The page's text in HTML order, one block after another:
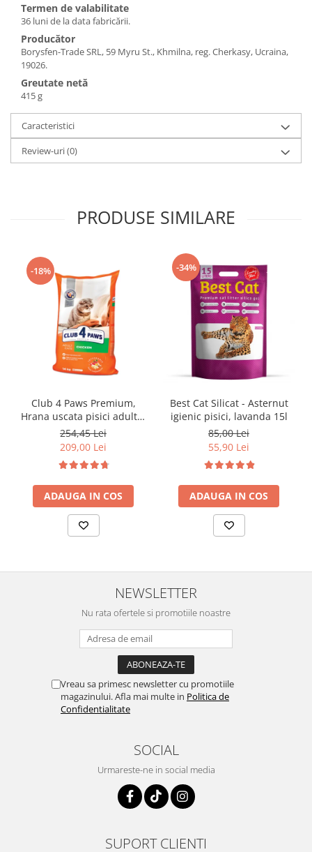
Termen de valabilitate
36 luni de la data fabricării.
Producător
Borysfen-Trade SRL, 59 Myru St., Khmilna, reg. Cherkasy, Ucraina,
19026.
Greutate netă
415 g
Caracteristici
Review-uri(0)
PRODUSE SIMILARE
-18%
Club 4 Paws Premium,
Hrana uscata pisici adulte,
cu Pui 14kg
254,45 Lei
209,00 Lei
ADAUGA IN COS
-34%
Best Cat Silicat - Asternut
igienic pisici, lavanda 15l
85,00 Lei
55,90 Lei
ADAUGA IN COS
NEWSLETTER
Nu rata ofertele si promotiile noastre
Vreau sa primesc newsletter cu promotiile
magazinului. Afla mai multe in Politica de
Confidentialitate
SOCIAL
Urmareste-ne in social media
SUPORT CLIENTI